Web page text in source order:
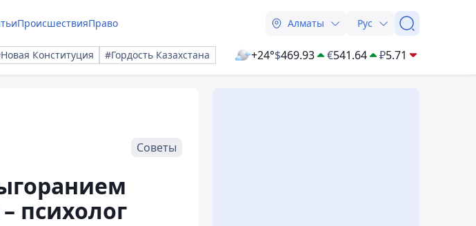
ПроисшествияПраво Алматы Рус
Конституция #Гордость Казахстана +24°$469.93 €541.64 ₽5.71
Советы
психолог